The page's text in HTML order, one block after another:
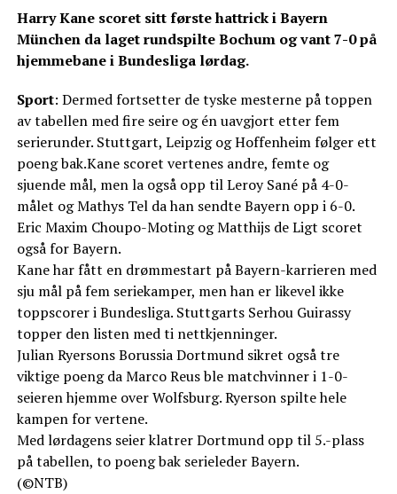
Harry Kane scoret sitt første hattrick i Bayern
München da laget rundspilte Bochum og vant 7-0 på
hjemmebane i Bundesliga lørdag.
Sport: Dermed fortsetter de tyske mesterne på toppen
av tabellen med fire seire og én uavgjort etter fem
serierunder. Stuttgart, Leipzig og Hoffenheim følger ett
poeng bak.Kane scoret vertenes andre, femte og
sjuende mål, men la også opp til Leroy Sané på 4-0-
målet og Mathys Tel da han sendte Bayern opp i 6-0.
Eric Maxim Choupo-Moting og Matthijs de Ligt scoret
også for Bayern.
Kane har fått en drømmestart på Bayern-karrieren med
sju mål på fem seriekamper, men han er likevel ikke
toppscorer i Bundesliga. Stuttgarts Serhou Guirassy
topper den listen med ti nettkjenninger.
Julian Ryersons Borussia Dortmund sikret også tre
viktige poeng da Marco Reus ble matchvinner i 1-0-
seieren hjemme over Wolfsburg. Ryerson spilte hele
kampen for vertene.
Med lørdagens seier klatrer Dortmund opp til 5.-plass
på tabellen, to poeng bak serieleder Bayern.
(©NTB)